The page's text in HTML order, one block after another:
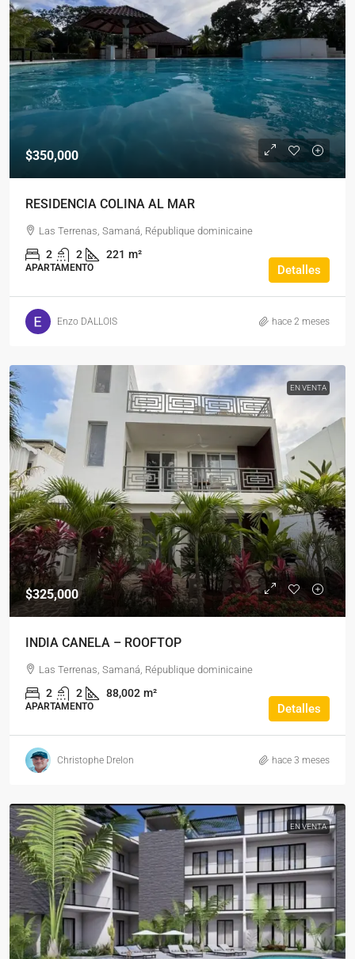
$350,000
RESIDENCIA COLINA AL MAR
Las Terrenas, Samaná, République dominicaine
2 2 221 m²
APARTAMENTO Detalles
Enzo DALLOIS hace 2 meses
EN VENTA
$325,000
INDIA CANELA – ROOFTOP
Las Terrenas, Samaná, République dominicaine
2 2 88,002 m²
APARTAMENTO Detalles
Christophe Drelon hace 3 meses
EN VENTA